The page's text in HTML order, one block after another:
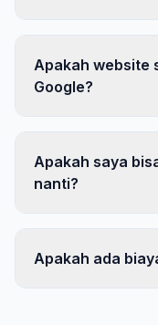
Apakah website
Google?
Apakah saya
nanti?
Apakah ada